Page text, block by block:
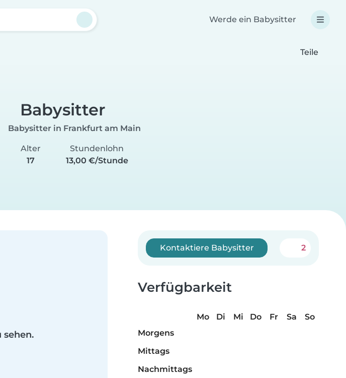
Werde ein Babysitter
Teile
Babysitter
Babysitter in Frankfurt am Main
Alter
17
Stundenlohn
13,00 €/Stunde
Kontaktiere Babysitter 2
Verfügbarkeit
Mo Di Mi Do Fr Sa
So
Morgens
Mittags
Nachmittags